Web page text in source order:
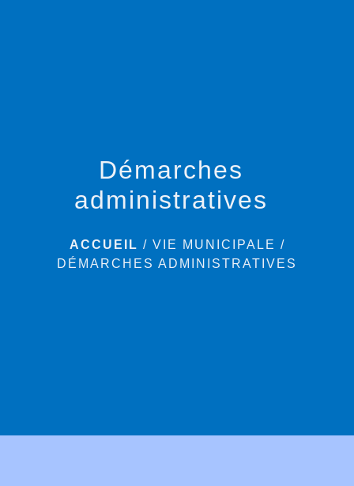
Démarches
administratives
ACCUEIL / VIE MUNICIPALE /
DÉMARCHES ADMINISTRATIVES